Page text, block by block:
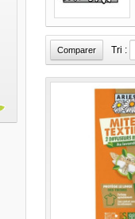
Tri :